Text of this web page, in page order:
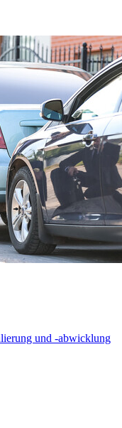
und -abwicklung